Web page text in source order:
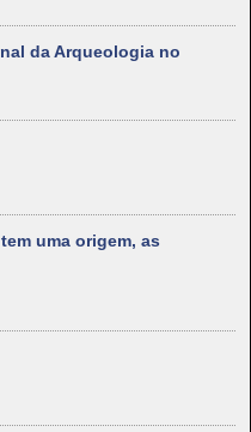
da Arqueologia no
uma origem, as